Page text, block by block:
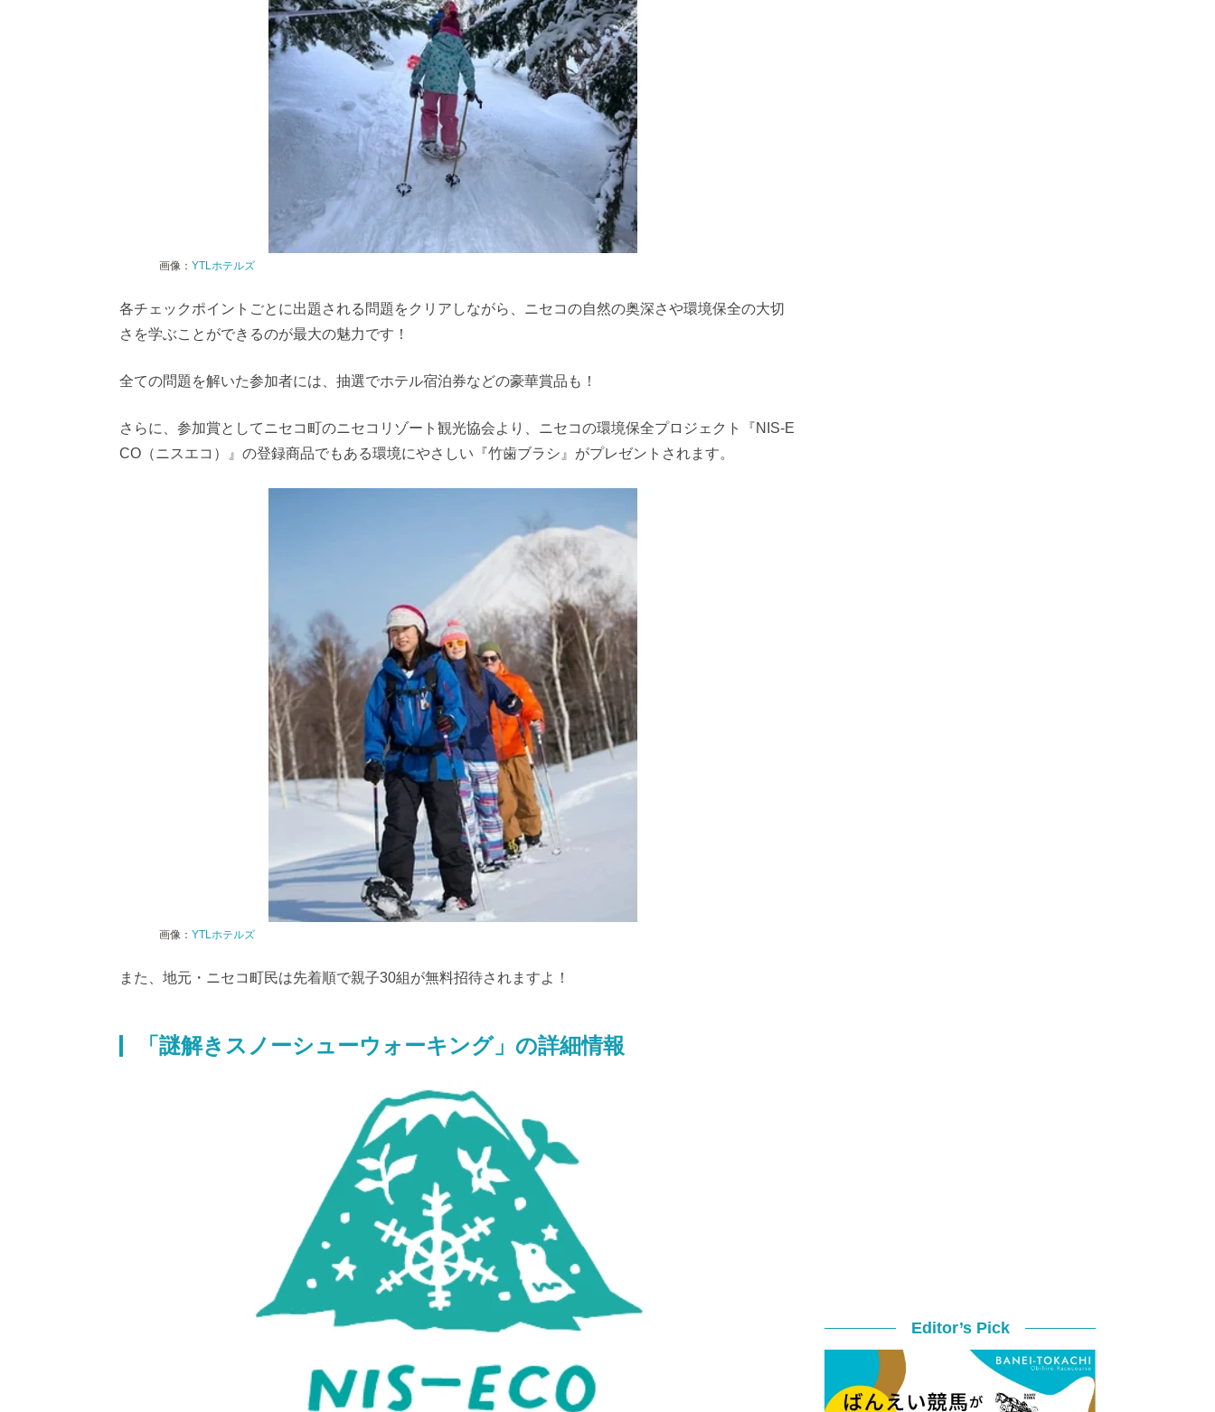
画像： YTLホテルズ
各チェックポイントごとに出題される問題をクリアしながら、ニセコの自然の奥深さや環境保全の大切
さを学ぶことができるのが最大の魅力です！
全ての問題を解いた参加者には、抽選でホテル宿泊券などの豪華賞品も！
さらに、参加賞としてニセコ町のニセコリゾート観光協会より、ニセコの環境保全プロジェクト『NIS-E
CO（ニスエコ）』の登録商品でもある環境にやさしい『竹歯ブラシ』がプレゼントされます。
画像： YTLホテルズ
また、地元・ニセコ町民は先着順で親子30組が無料招待されますよ！
「謎解きスノーシューウォーキング」の詳細情報
Editor’s Pick